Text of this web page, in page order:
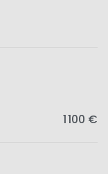
1 100 €